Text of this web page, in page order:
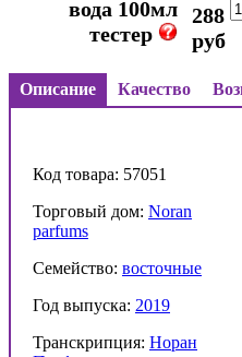
вода 100мл
тестер
288
руб
Описание Качество
Код товара: 57051
Торговый дом: Noran
parfums
Семейство: восточные
Год выпуска: 2019
Транскрипция: Норан